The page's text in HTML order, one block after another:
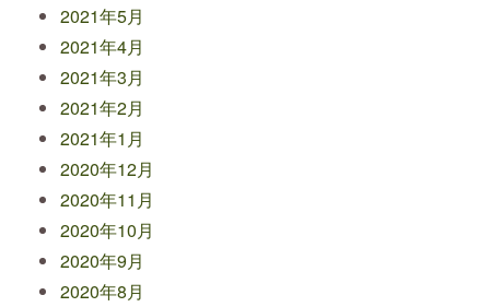
2021年5月
2021年4月
2021年3月
2021年2月
2021年1月
2020年12月
2020年11月
2020年10月
2020年9月
2020年8月